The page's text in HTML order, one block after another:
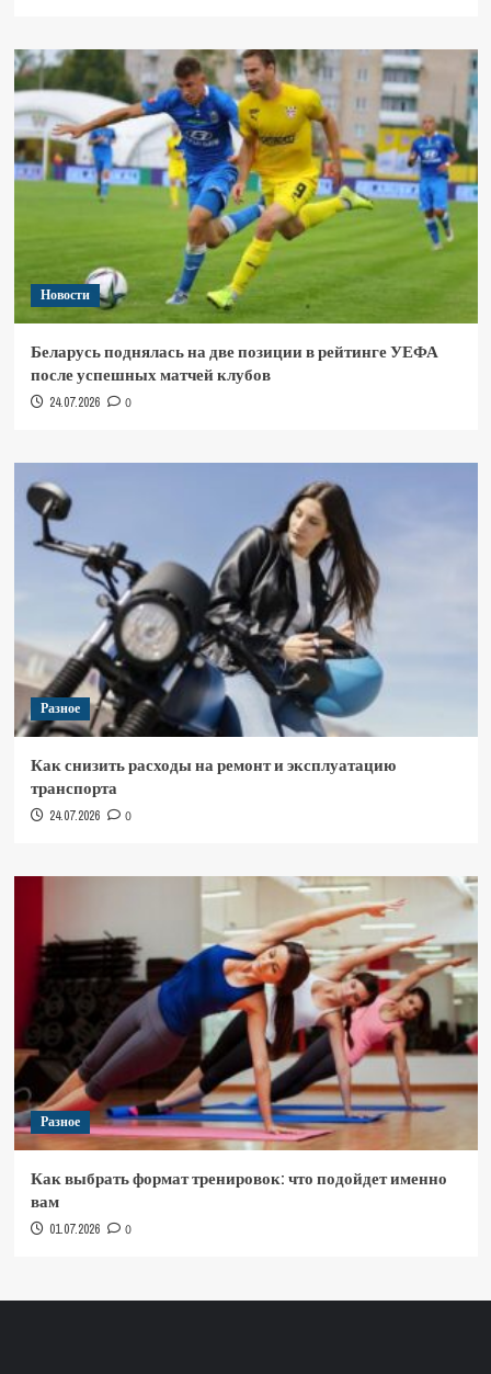
Новости
Беларусь поднялась на две позиции в рейтинге УЕФА
после успешных матчей клубов
24.07.2026 0
Разное
Как снизить расходы на ремонт и эксплуатацию
транспорта
24.07.2026 0
Разное
Как выбрать формат тренировок: что подойдет именно
вам
01.07.2026 0